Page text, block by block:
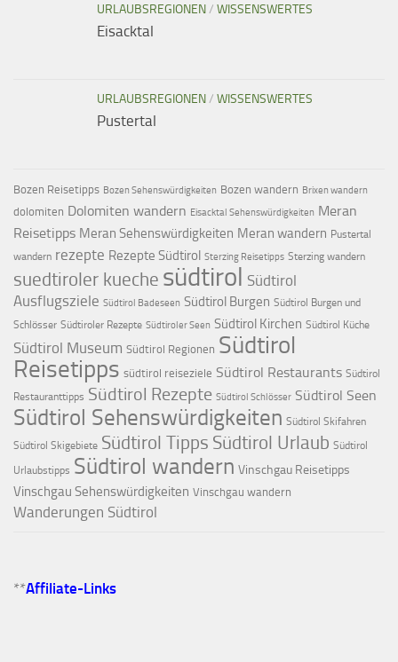
URLAUBSREGIONEN/ WISSENSWERTES
Eisacktal
URLAUBSREGIONEN/ WISSENSWERTES
Pustertal
Bozen Reisetipps Bozen Sehenswürdigkeiten Bozen wandern Brixen wandern
dolomiten Dolomiten wandern Eisacktal Sehenswürdigkeiten Meran
Reisetipps Meran Sehenswürdigkeiten Meran wandern Pustertal
wandern rezepte Rezepte Südtirol Sterzing Reisetipps Sterzing wandern
suedtiroler kueche südtirol Südtirol
Ausflugsziele Südtirol Badeseen Südtirol Burgen Südtirol Burgen und
Schlösser Südtiroler Rezepte Südtiroler Seen Südtirol Kirchen Südtirol Küche
Südtirol Museum Südtirol Regionen Südtirol
Reisetipps südtirol reiseziele Südtirol Restaurants Südtirol
Restauranttipps Südtirol Rezepte Südtirol Schlösser Südtirol Seen
Südtirol Sehenswürdigkeiten Südtirol Skifahren
Südtirol Skigebiete Südtirol Tipps Südtirol Urlaub Südtirol
Urlaubstipps Südtirol wandern Vinschgau Reisetipps
Vinschgau Sehenswürdigkeiten Vinschgau wandern
Wanderungen Südtirol
**Affiliate-Links